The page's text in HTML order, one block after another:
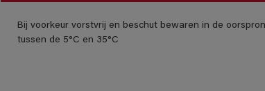
Bij voorkeur vorstvrij en beschut bewaren in de
tussen de 5°C en 35°C